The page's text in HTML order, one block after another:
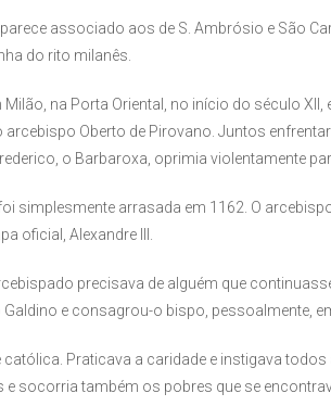
associado aos de S. Ambrósio e São
do rito milanês.
na Porta Oriental, no início do século XII,
Oberto de Pirovano. Juntos
o Barbaroxa, oprimia violentamente
simplesmente arrasada em 1162. O
oficial, Alexandre III.
precisava de alguém que
e consagrou-o bispo, pessoalmente,
Praticava a caridade e instigava todos
socorria também os pobres que se